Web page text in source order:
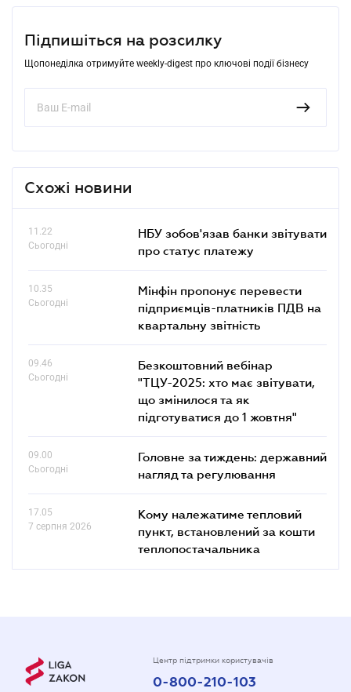
Підпишіться на розсилку
Щопонеділка отримуйте weekly-digest про ключові події бізнесу
Схожі новини
11.22
Сьогодні
НБУ зобов'язав банки звітувати
про статус платежу
10.35
Сьогодні
Мінфін пропонує перевести
підприємців-платників ПДВ на
квартальну звітність
09.46
Сьогодні
Безкоштовний вебінар
"ТЦУ-2025: хто має звітувати,
що змінилося та як
підготуватися до 1 жовтня"
09.00
Сьогодні
Головне за тиждень: державний
нагляд та регулювання
17.05
7 серпня 2026
Кому належатиме тепловий
пункт, встановлений за кошти
теплопостачальника
Центр підтримки користувачів
0-800-210-103